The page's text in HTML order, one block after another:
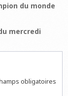
du monde
mercredi
obligatoires